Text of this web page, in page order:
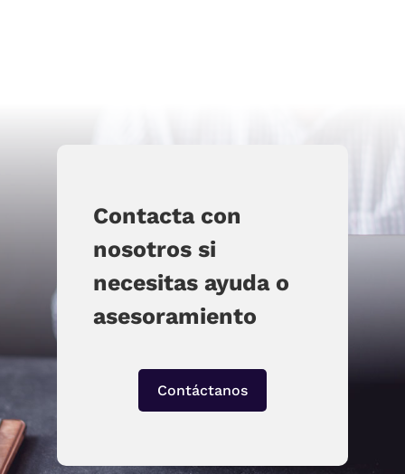
Contacta con
nosotros si
necesitas ayuda o
asesoramiento
Contáctanos